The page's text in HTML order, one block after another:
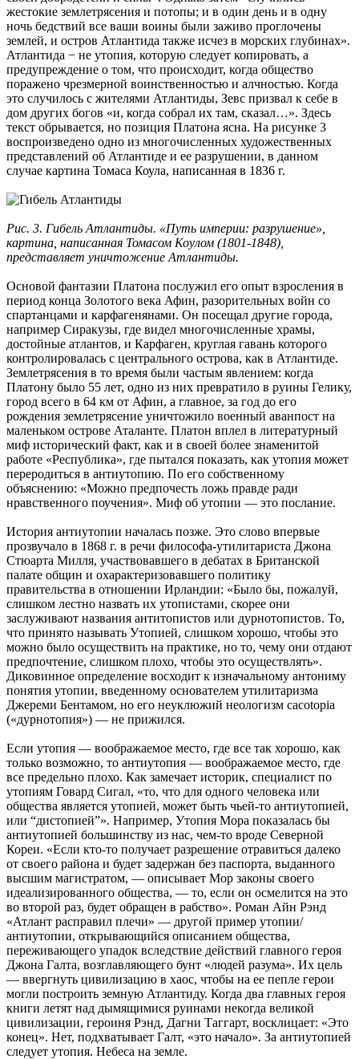
жестокие землетрясения и потопы; и в один день и в одну
ночь бедствий все ваши воины были заживо проглочены
землей, и остров Атлантида также исчез в морских глубинах».
Атлантида − не утопия, которую следует копировать, а
предупреждение о том, что происходит, когда общество
поражено чрезмерной воинственностью и алчностью. Когда
это случилось с жителями Атлантиды, Зевс призвал к себе в
дом других богов «и, когда собрал их там, сказал…». Здесь
текст обрывается, но позиция Платона ясна. На рисунке 3
воспроизведено одно из многочисленных художественных
представлений об Атлантиде и ее разрушении, в данном
случае картина Томаса Коула, написанная в 1836 г.
Рис. 3. Гибель Атлантиды. «Путь империи: разрушение»,
картина, написанная Томасом Коулом (1801-1848),
представляет уничтожение Атлантиды.
Основой фантазии Платона послужил его опыт взросления в
период конца Золотого века Афин, разорительных войн со
спартанцами и карфагенянами. Он посещал другие города,
например Сиракузы, где видел многочисленные храмы,
достойные атлантов, и Карфаген, круглая гавань которого
контролировалась с центрального острова, как в Атлантиде.
Землетрясения в то время были частым явлением: когда
Платону было 55 лет, одно из них превратило в руины Гелику,
город всего в 64 км от Афин, а главное, за год до его
рождения землетрясение уничтожило военный аванпост на
маленьком острове Аталанте. Платон вплел в литературный
миф исторический факт, как и в своей более знаменитой
работе «Республика», где пытался показать, как утопия может
переродиться в антиутопию. По его собственному
объяснению: «Можно предпочесть ложь правде ради
нравственного поучения». Миф об утопии — это послание.
История антиутопии началась позже. Это слово впервые
прозвучало в 1868 г. в речи философа-утилитариста Джона
Стюарта Милля, участвовавшего в дебатах в Британской
палате общин и охарактеризовавшего политику
правительства в отношении Ирландии: «Было бы, пожалуй,
слишком лестно назвать их утопистами, скорее они
заслуживают названия антитопистов или дурнотопистов. То,
что принято называть Утопией, слишком хорошо, чтобы это
можно было осуществить на практике, но то, чему они отдают
предпочтение, слишком плохо, чтобы это осуществлять».
Диковинное определение восходит к изначальному антониму
понятия утопии, введенному основателем утилитаризма
Джереми Бентамом, но его неуклюжий неологизм cacotopia
(«дурнотопия») — не прижился.
Если утопия — воображаемое место, где все так хорошо, как
только возможно, то антиутопия — воображаемое место, где
все предельно плохо. Как замечает историк, специалист по
утопиям Говард Сигал, «то, что для одного человека или
общества является утопией, может быть чьей-то антиутопией,
или “дистопией”». Например, Утопия Мора показалась бы
антиутопией большинству из нас, чем-то вроде Северной
Кореи. «Если кто-то получает разрешение отравиться далеко
от своего района и будет задержан без паспорта, выданного
высшим магистратом, — описывает Мор законы своего
идеализированного общества, — то, если он осмелится на это
во второй раз, будет обращен в рабство». Роман Айн Рэнд
«Атлант расправил плечи» — другой пример утопии/
антиутопии, открывающийся описанием общества,
переживающего упадок вследствие действий главного героя
Джона Галта, возглавляющего бунт «людей разума». Их цель
— ввергнуть цивилизацию в хаос, чтобы на ее пепле герои
могли построить земную Атлантиду. Когда два главных героя
книги летят над дымящимися руинами некогда великой
цивилизации, героиня Рэнд, Дагни Таггарт, восклицает: «Это
конец». Нет, подхватывает Галт, «это начало». За антиутопией
следует утопия. Небеса на земле.